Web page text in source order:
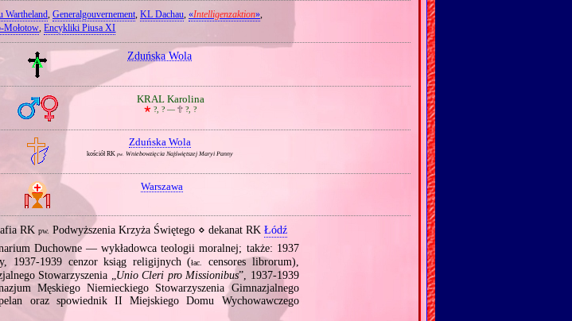
Wartheland, Generalgouvernement, KL Dachau, «Intelligenzaktion»,
,Encykliki Piusa XI
Zduńska Wola
KRAL Karolina
🞲 ?, ? —🕆 ?, ?
Zduńska Wola
kościół RK pw. Wniebowzięcia Najświętszej Maryi Panny
Warszawa
RK pw. Podwyższenia Krzyża Świętego ⋄ dekanat RK Łódź
Duchowne — wykładowca teologii moralnej; także: 1937
1937‐1939 cenzor ksiąg religijnych (łac.
censores librorum),
Stowarzyszenia „Unio Cleri pro Missionibus”, 1937‐1939
Męskiego Niemieckiego Stowarzyszenia Gimnazjalnego
oraz spowiednik II Miejskiego Domu Wychowawczego